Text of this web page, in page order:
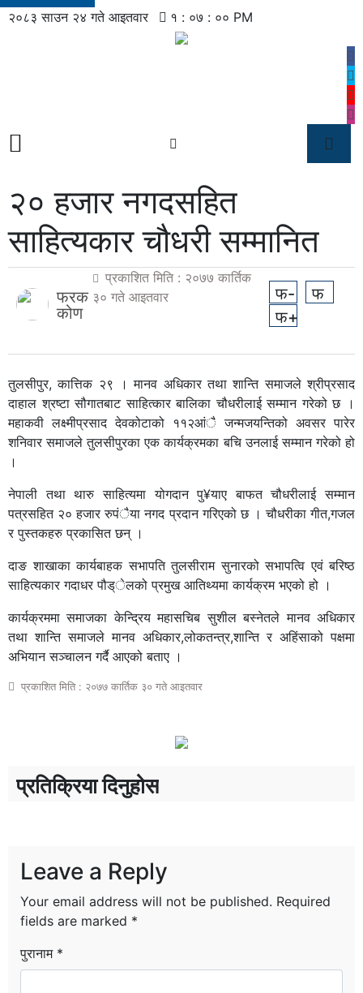
२०८३ साउन २४ गते आइतवार
१ : ०७ : ०० PM
२० हजार नगदसहित
साहित्यकार चौधरी सम्मानित
फरक
कोण
प्रकाशित मिति : २०७७ कार्तिक
३० गते आइतवार
फ-
फ
फ+
तुलसीपुर, कात्तिक २९ । मानव अधिकार तथा शान्ति समाजले श्रीप्रसाद
दाहाल श्रष्टा सौगातबाट साहित्कार बालिका चौधरीलाई सम्मान गरेको छ ।
महाकवी लक्ष्मीप्रसाद देवकोटाको ११२आंै जन्मजयन्तिको अवसर पारेर
शनिवार समाजले तुलसीपुरका एक कार्यक्रमका बचि उनलाई सम्मान गरेको हो
।
नेपाली तथा थारु साहित्यमा योगदान पु¥याए बाफत चौधरीलाई सम्मान
पत्रसहित २० हजार रुपंैया नगद प्रदान गरिएको छ । चौधरीका गीत,गजल
र पुस्तकहरु प्रकासित छन् ।
दाङ शाखाका कार्यबाहक सभापति तुलसीराम सुनारको सभापत्वि एवं बरिष्ठ
साहित्यकार गदाधर पौड्ेलको प्रमुख आतिथ्यमा कार्यक्रम भएको हो ।
कार्यक्रममा समाजका केन्द्रिय महासचिब सुशील बस्नेतले मानव अधिकार
तथा शान्ति समाजले मानव अधिकार,लोकतन्त्र,शान्ति र अहिंसाको पक्षमा
अभियान सञ्चालन गर्दै आएको बताए ।
प्रकाशित मिति : २०७७ कार्तिक ३० गते आइतवार
प्रतिक्रिया दिनुहोस
Leave a Reply
Your email address will not be published. Required
fields are marked *
पुरानाम *